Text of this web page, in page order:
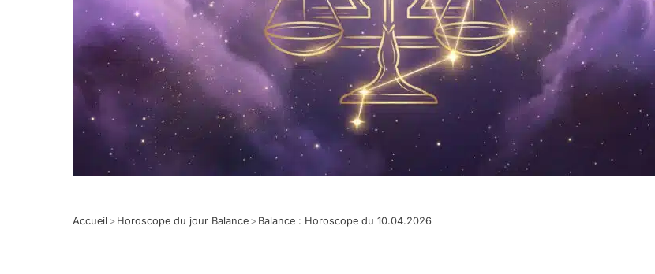
Accueil > Horoscope du jour Balance > Balance : Horoscope du 10.04.2026